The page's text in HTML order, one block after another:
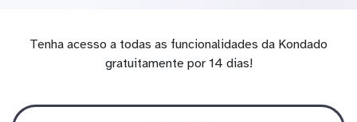
Tenha acesso a todas as funcionalidades da Kondado
gratuitamente por 14 dias!